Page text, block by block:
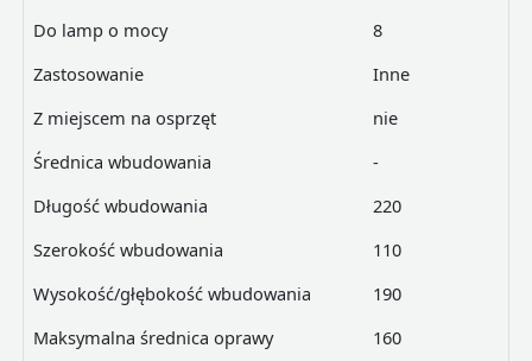
Do lamp o mocy
8
Zastosowanie
Inne
Z miejscem na osprzęt
nie
Średnica wbudowania
-
Długość wbudowania
220
Szerokość wbudowania
110
Wysokość/głębokość wbudowania
190
Maksymalna średnica oprawy
160